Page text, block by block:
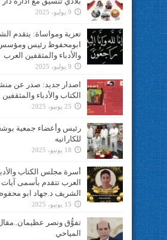
9 يوليو، 2025
تعزية ومواساة: يتقدم
ابومحفوظ رئيس
والأدباء والمثقفين العرب
9 يوليو، 2025
اصدار جديد: صدر عن
الكتاب والأدباء
25 يونيو، 2025
رئيس وأعضاء جمعية
للكاراتيه
18 يونيو، 2025
أسرة مجلس الكتاب
العرب تتقدم بأسمى آيات
الشريف د.جهاد ابو
15 يونيو، 2025
تفوُّق ونصر
المياحي